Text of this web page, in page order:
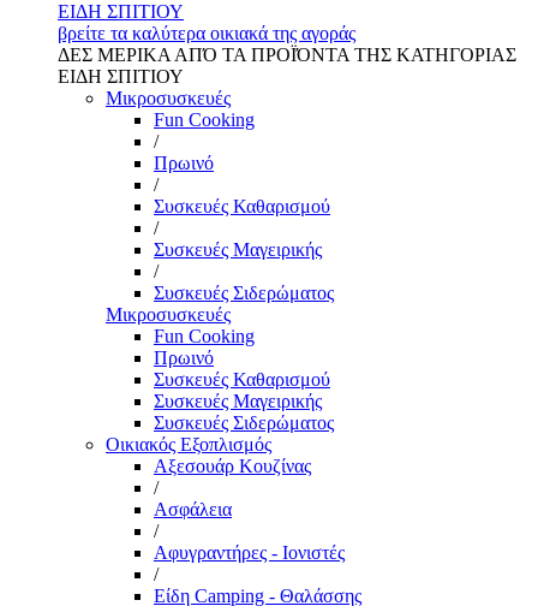
ΕΙΔΗ ΣΠΙΤΙΟΥ
βρείτε τα καλύτερα οικιακά της αγοράς
ΔΕΣ ΜΕΡΙΚΑ ΑΠΌ ΤΑ ΠΡΟΪΌΝΤΑ ΤΗΣ ΚΑΤΗΓΟΡΙΑΣ
ΕΙΔΗ ΣΠΙΤΙΟΥ
Μικροσυσκευές
Fun Cooking
/
Πρωινό
/
Συσκευές Καθαρισμού
/
Συσκευές Μαγειρικής
/
Συσκευές Σιδερώματος
Μικροσυσκευές
Fun Cooking
Πρωινό
Συσκευές Καθαρισμού
Συσκευές Μαγειρικής
Συσκευές Σιδερώματος
Οικιακός Εξοπλισμός
Αξεσουάρ Κουζίνας
/
Ασφάλεια
/
Αφυγραντήρες - Ιονιστές
/
Είδη Camping - Θαλάσσης